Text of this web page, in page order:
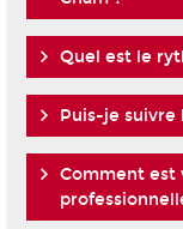
Quel est le
Puis-je suivre
Comment est